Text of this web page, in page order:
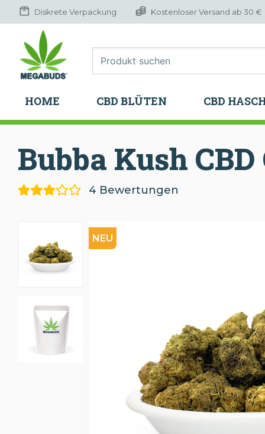
HOME CBD BLÜTEN CBD
Diskrete Verpackung Kostenloser Versand ab 30 €
HOME CBD BLÜTEN CBD
Bubba Kush CBD
4 Bewertungen
NEU